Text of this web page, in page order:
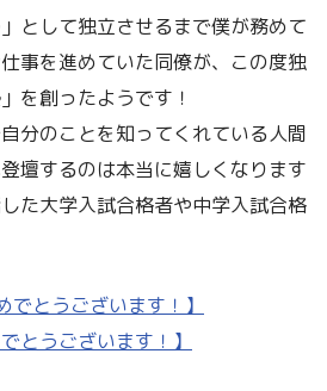
として独立させるまで僕が務めて
事を進めていた同僚が、この度独
を創ったようです！
分のことを知ってくれている人間
壇するのは本当に嬉しくなります
た大学入試合格者や中学入試合格
でとうございます！】
とうございます！】